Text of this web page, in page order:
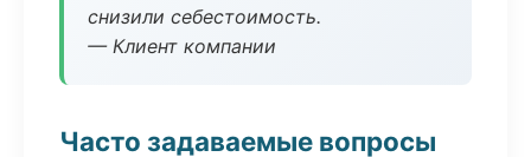
снизили себестоимость.
— Клиент компании
Часто задаваемые вопросы